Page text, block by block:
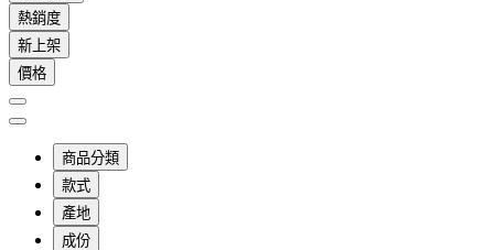
熱銷度
新上架
價格
商品分類
款式
產地
成份